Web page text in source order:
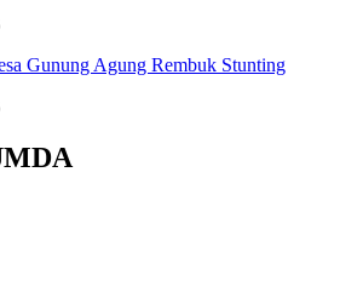
Gunung Agung Rembuk Stunting